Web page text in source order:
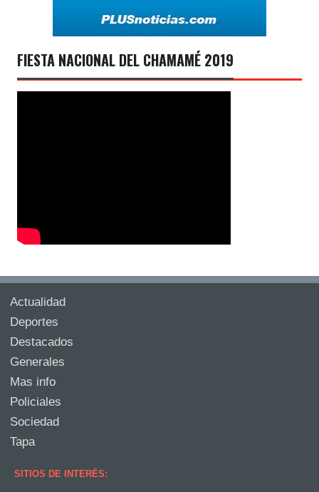
FIESTA NACIONAL DEL CHAMAMÉ 2019
Actualidad
Deportes
Destacados
Generales
Mas info
Policiales
Sociedad
Tapa
SITIOS DE INTERÉS: